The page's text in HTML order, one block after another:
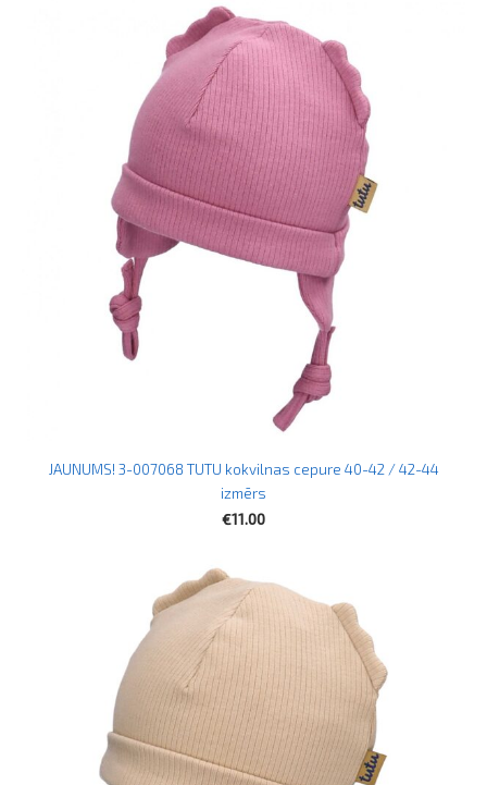
JAUNUMS! 3-007068 TUTU kokvilnas cepure 40-42 / 42-44
izmērs
€11.00